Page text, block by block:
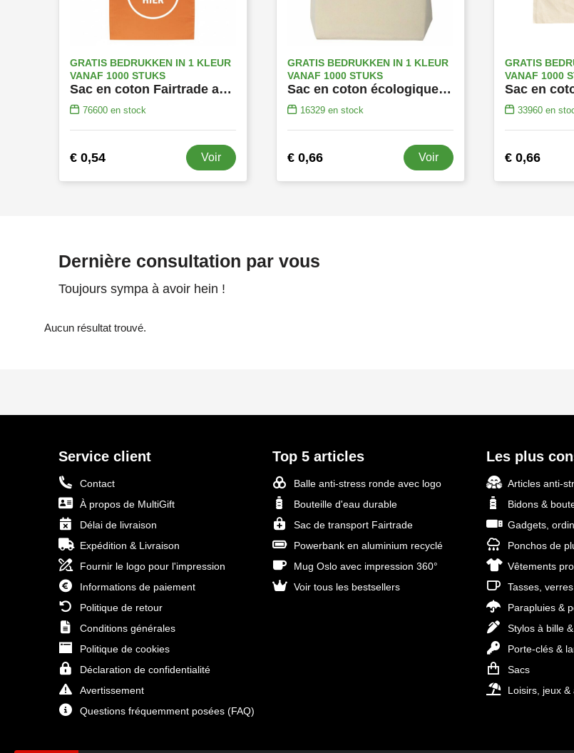
GRATIS BEDRUKKEN IN 1 KLEUR
VANAF 1000 STUKS
Sac en coton Fairtrade avec de longues poignées
76600en stock
€ 0,54 Voir
GRATIS BEDRUKKEN IN 1 KLEUR
VANAF 1000 STUKS
Sac en coton écologique Fairtrade avec poignées courtes et fond
16329en stock
€ 0,66 Voir
GRATIS
VANAF 1000
33960 en
€ 0,66
Dernière consultation par vous
Toujours sympa à avoir hein !
Aucun résultat trouvé.
Service client
Contact
À propos de MultiGift
Délai de livraison
Expédition & Livraison
Fournir le logo pour l'impression
Informations de paiement
Politique de retour
Conditions générales
Politique de cookies
Déclaration de confidentialité
Avertissement
Questions fréquemment posées (FAQ)
Top 5 articles
Balle anti-stress ronde avec logo
Bouteille d'eau durable
Sac de transport Fairtrade
Powerbank en aluminium recyclé
Mug Oslo avec impression 360°
Voir tous les bestsellers
Les plus
Articles anti-
Bidons &
Gadgets,
Ponchos de
Vêtements
Tasses,
Parapluies &
Stylos à bille
Porte-clés &
Sacs
Loisirs, jeux